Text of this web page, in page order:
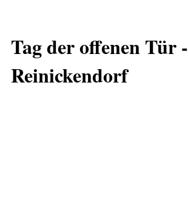
Tag der offenen Tür -
Reinickendorf